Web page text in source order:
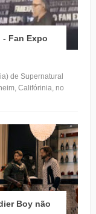
Fan Expo
de Supernatural
Califórinia, no
Boy não